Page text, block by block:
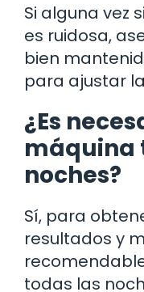
Si alguna vez
es ruidosa,
bien
para ajustar
¿Es
máquina
noches?
Sí, para
resultados y
todas las